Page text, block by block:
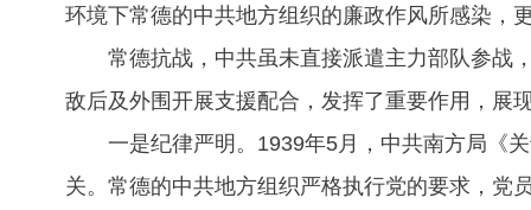
环境下常德的中共地方组织的廉政作风所感染，
常德抗战，中共虽未直接派遣主力部队参战
敌后及外围开展支援配合，发挥了重要作用，展
一是纪律严明。1939年5月，中共南方局《
关。常德的中共地方组织严格执行党的要求，党